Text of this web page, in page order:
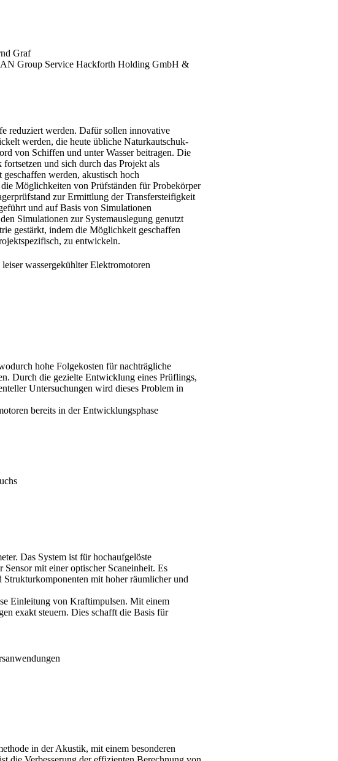
Graf
Group Service Hackforth Holding GmbH &
reduziert werden. Dafür sollen innovative
werden, die heute übliche Naturkautschuk-
von Schiffen und unter Wasser beitragen. Die
und sich durch das Projekt als
werden, akustisch hoch
Möglichkeiten von Prüfständen für Probekörper
zur Ermittlung der Transfersteifigkeit
und auf Basis von Simulationen
Simulationen zur Systemauslegung genutzt
gestärkt, indem die Möglichkeit geschaffen
zu entwickeln.​
wassergekühlter Elektromotoren​
hohe Folgekosten für nachträgliche
Durch die gezielte Entwicklung eines Prüflings,
Untersuchungen wird dieses Problem in
bereits in der Entwicklungsphase
Das System ist für hochaufgelöste
mit einer optischer Scaneinheit. Es
mit hoher räumlicher und
Einleitung von Kraftimpulsen. Mit einem
exakt steuern. Dies schafft die Basis für
in der Akustik, mit einem besonderen